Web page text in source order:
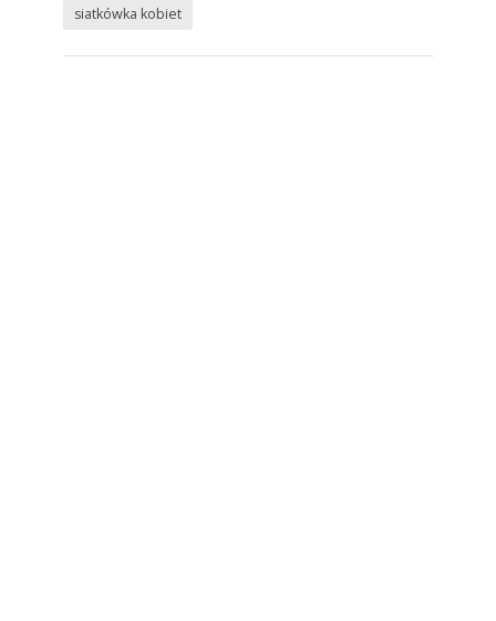
siatkówka kobiet